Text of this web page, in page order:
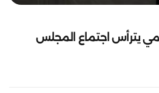
يترأس اجتماع المجلس